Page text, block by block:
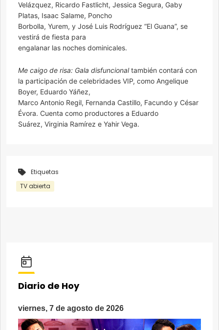
Velázquez, Ricardo Fastlicht, Jessica Segura, Gaby
Platas, Isaac Salame, Poncho
Borbolla, Yurem, y José Luis Rodríguez “El Guana”, se
vestirá de fiesta para
engalanar las noches dominicales.
Me caigo de risa: Gala disfuncionaltambién contará con
la participación de celebridades VIP, como Angelique
Boyer, Eduardo Yáñez,
Marco Antonio Regil, Fernanda Castillo, Facundo y César
Évora. Cuenta como productores a Eduardo
Suárez, Virginia Ramírez e Yahir Vega.
Etiquetas
TV abierta
Diario de Hoy
viernes, 7 de agosto de 2026